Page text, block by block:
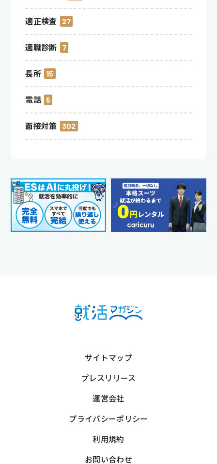
適正検査 27
適職診断 7
長所 15
電話 5
面接対策 302
サイトマップ
プレスリリース
運営会社
プライバシーポリシー
利用規約
お問い合わせ